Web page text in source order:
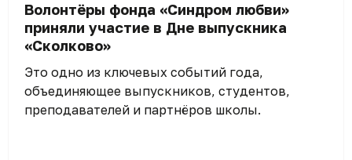
Волонтёры фонда «Синдром любви»
приняли участие в Дне выпускника
«Сколково»
Это одно из ключевых событий года,
объединяющее выпускников, студентов,
преподавателей и партнёров школы.